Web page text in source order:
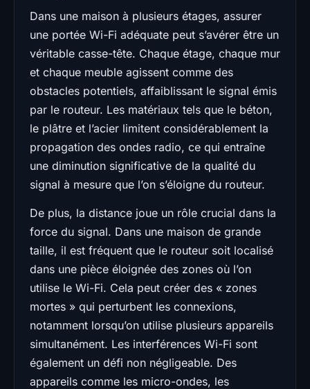
Dans une maison à plusieurs étages, assurer
une portée Wi-Fi adéquate peut s’avérer être un
véritable casse-tête. Chaque étage, chaque mur
et chaque meuble agissent comme des
obstacles potentiels, affaiblissant le signal émis
par le routeur. Les matériaux tels que le béton,
le plâtre et l’acier limitent considérablement la
propagation des ondes radio, ce qui entraîne
une diminution significative de la qualité du
signal à mesure que l’on s’éloigne du routeur.
De plus, la distance joue un rôle crucial dans la
force du signal. Dans une maison de grande
taille, il est fréquent que le routeur soit localisé
dans une pièce éloignée des zones où l’on
utilise le Wi-Fi. Cela peut créer des « zones
mortes » qui perturbent les connexions,
notamment lorsqu’on utilise plusieurs appareils
simultanément. Les interférences Wi-Fi sont
également un défi non négligeable. Des
appareils comme les micro-ondes, les